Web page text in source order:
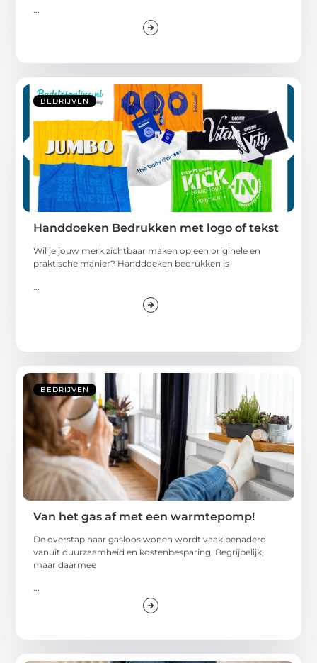
...
BEDRIJVEN
Handdoeken Bedrukken met logo of tekst
Wil je jouw merk zichtbaar maken op een originele en
praktische manier? Handdoeken bedrukken is
BEDRIJVEN
Van het gas af met een warmtepomp!
De overstap naar gasloos wonen wordt vaak benaderd
vanuit duurzaamheid en kostenbesparing. Begrijpelijk,
maar daarmee
...